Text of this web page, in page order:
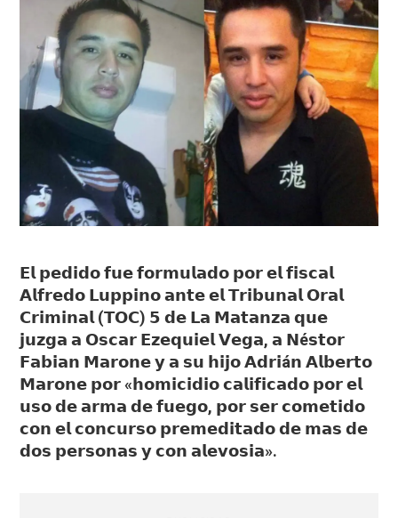
𝗘𝗹 𝗽𝗲𝗱𝗶𝗱𝗼 𝗳𝘂𝗲 𝗳𝗼𝗿𝗺𝘂𝗹𝗮𝗱𝗼 𝗽𝗼𝗿 𝗲𝗹 𝗳𝗶𝘀𝗰𝗮𝗹
𝗔𝗹𝗳𝗿𝗲𝗱𝗼 𝗟𝘂𝗽𝗽𝗶𝗻𝗼 𝗮𝗻𝘁𝗲 𝗲𝗹 𝗧𝗿𝗶𝗯𝘂𝗻𝗮𝗹 𝗢𝗿𝗮𝗹
𝗖𝗿𝗶𝗺𝗶𝗻𝗮𝗹 (𝗧𝗢𝗖) 𝟱 𝗱𝗲 𝗟𝗮 𝗠𝗮𝘁𝗮𝗻𝘇𝗮 𝗾𝘂𝗲
𝗷𝘂𝘇𝗴𝗮 𝗮 𝗢𝘀𝗰𝗮𝗿 𝗘𝘇𝗲𝗾𝘂𝗶𝗲𝗹 𝗩𝗲𝗴𝗮, 𝗮 𝗡é𝘀𝘁𝗼𝗿
𝗙𝗮𝗯𝗶𝗮𝗻 𝗠𝗮𝗿𝗼𝗻𝗲 𝘆 𝗮 𝘀𝘂 𝗵𝗶𝗷𝗼 𝗔𝗱𝗿𝗶á𝗻 𝗔𝗹𝗯𝗲𝗿𝘁𝗼
𝗠𝗮𝗿𝗼𝗻𝗲 𝗽𝗼𝗿 «𝗵𝗼𝗺𝗶𝗰𝗶𝗱𝗶𝗼 𝗰𝗮𝗹𝗶𝗳𝗶𝗰𝗮𝗱𝗼 𝗽𝗼𝗿 𝗲𝗹
𝘂𝘀𝗼 𝗱𝗲 𝗮𝗿𝗺𝗮 𝗱𝗲 𝗳𝘂𝗲𝗴𝗼, 𝗽𝗼𝗿 𝘀𝗲𝗿 𝗰𝗼𝗺𝗲𝘁𝗶𝗱𝗼
𝗰𝗼𝗻 𝗲𝗹 𝗰𝗼𝗻𝗰𝘂𝗿𝘀𝗼 𝗽𝗿𝗲𝗺𝗲𝗱𝗶𝘁𝗮𝗱𝗼 𝗱𝗲 𝗺𝗮𝘀 𝗱𝗲
𝗱𝗼𝘀 𝗽𝗲𝗿𝘀𝗼𝗻𝗮𝘀 𝘆 𝗰𝗼𝗻 𝗮𝗹𝗲𝘃𝗼𝘀𝗶𝗮».